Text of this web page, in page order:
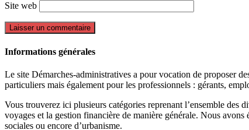
Site web
Informations générales
Le site Démarches-administratives a pour vocation de proposer
particuliers mais également pour les professionnels : gérants,
Vous trouverez ici plusieurs catégories reprenant l’ensemble des
voyages et la gestion financière de manière générale. Nous
sociales ou encore d’urbanisme.